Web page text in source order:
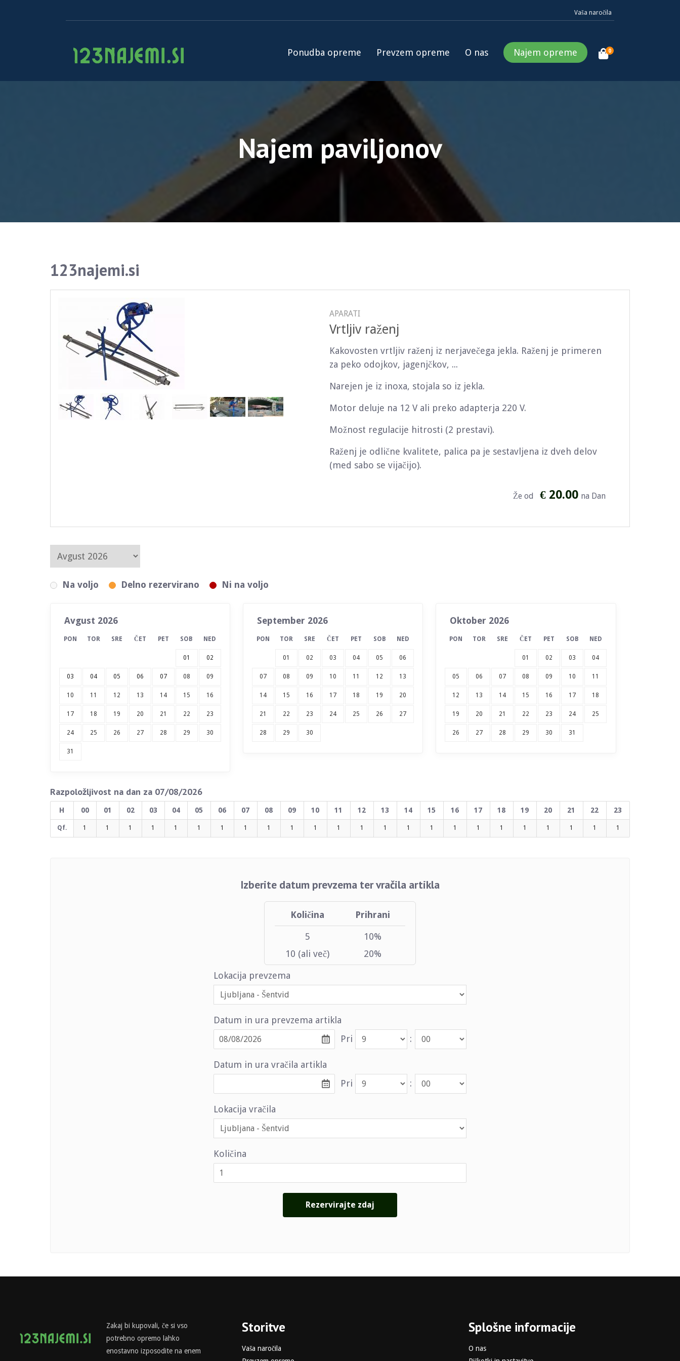
Vaša naročila
Ponudba opreme Prevzem opreme O nas Najem opreme 0
Najem paviljonov
123najemi.si
APARATI
Vrtljiv raženj
Kakovosten vrtljiv raženj iz nerjavečega jekla. Raženj je primeren
za peko odojkov, jagenjčkov, ...
Narejen je iz inoxa, stojala so iz jekla.
Motor deluje na 12 V ali preko adapterja 220 V.
Možnost regulacije hitrosti (2 prestavi).
Raženj je odlične kvalitete, palica pa je sestavljena iz dveh delov
(med sabo se vijačijo).
Že od € 20.00 na Dan
Na voljo Delno rezervirano Ni na voljo
Avgust 2026
PON TOR SRE ČET PET SOB NED
01 02
03 04 05 06 07 08 09
10 11 12 13 14 15 16
17 18 19 20 21 22 23
24 25 26 27 28 29 30
31
September 2026
PON TOR SRE ČET PET SOB NED
01 02 03 04 05 06
07 08 09 10 11 12 13
14 15 16 17 18 19 20
21 22 23 24 25 26 27
28 29 30
Oktober 2026
PON TOR SRE ČET PET SOB NED
01 02 03 04
05 06 07 08 09 10 11
12 13 14 15 16 17 18
19 20 21 22 23 24 25
26 27 28 29 30 31
Razpoložljivost na dan za 07/08/2026
H 00 01 02 03 04 05 06 07 08 09 10 11 12 13 14 15 16 17 18 19 20 21 22 23
Qf. 1 1 1 1 1 1 1 1 1 1 1 1 1 1 1 1 1 1 1 1 1 1 1 1
Izberite datum prevzema ter vračila artikla
Količina Prihrani
5
10%
10 (ali več)
20%
Lokacija prevzema
Datum in ura prevzema artikla
Pri
:
Datum in ura vračila artikla
Pri
:
Lokacija vračila
Količina
Zakaj bi kupovali, če si vso
potrebno opremo lahko
enostavno izposodite na enem
Storitve
Vaša naročila
Splošne informacije
O nas